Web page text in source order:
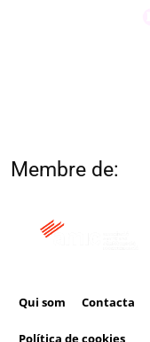
Membre de:
Qui som Contacta
Política de cookies